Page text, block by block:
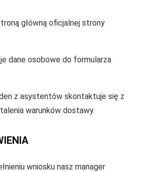
główną oficjalnej strony
dane osobowe do formularza
z asystentów skontaktuje się z
warunków dostawy.
wniosku nasz manager